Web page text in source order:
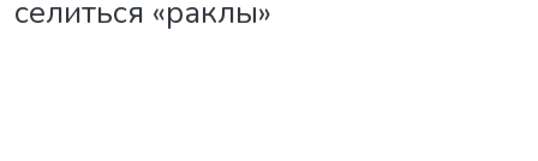
селиться «раклы»